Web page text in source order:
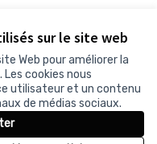
sur le site web
Web pour améliorer la
cookies nous
utilisateur et un contenu
de médias sociaux.